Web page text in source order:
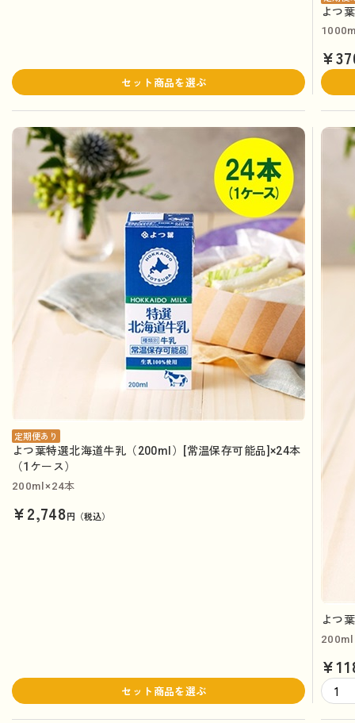
セット商品を選ぶ
よつ
定期便あり
よつ葉特選北海道牛乳（200ml）[常温保存可能品]×24本
（1ケース）
200ml×24本
¥2,748円（税込）
セット商品を選ぶ
よつ
200ml